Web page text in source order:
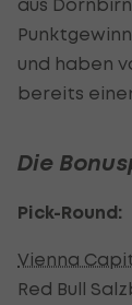
und haben
bereits
Die
Pick-Round:
Vienna
Red Bull